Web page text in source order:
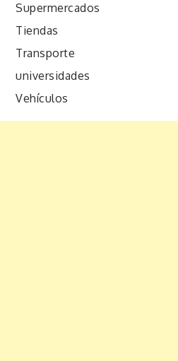
Supermercados
Tiendas
Transporte
universidades
Vehículos